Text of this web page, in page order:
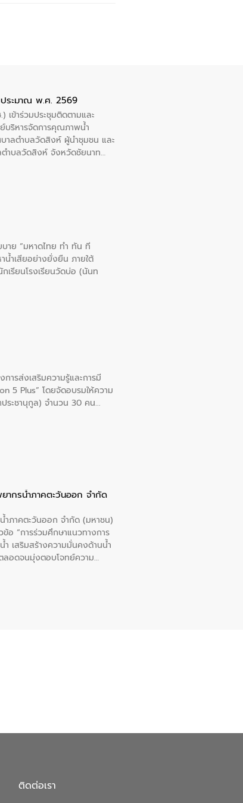
ประมาณ พ.ศ. 2569
ข้าร่วมประชุมติดตามและ
บริหารจัดการคุณภาพน้ำ
าลตำบลวัดสิงห์ ผู้นำชุมชน และ
ตำบลวัดสิงห์ จังหวัดชัยนาท
าย “มหาดไทย ทำ ทัน ที
น้ำเสียอย่างยั่งยืน ภายใต้
กเรียนโรงเรียนวัดบ่อ (นันท
ารส่งเสริมความรู้และการมี
5 Plus” โดยจัดอบรมให้ความ
ประชานุกูล) จำนวน 30 คน
ากรน้ำภาคตะวันออก จำกัด
ภาคตะวันออก จำกัด (มหาชน)
“การร่วมศึกษาแนวทางการ
ำ เสริมสร้างความมั่นคงด้านน้ำ
ลอดจนมุ่งตอบโจทย์ความ
รั้งนี้เป็นการดึงจุดแข็งและ
แวดล้อมได้อย่างเป็นรูปธรรม
วมวางรากฐานโครงสร้างพื้น
นสากล
ติดต่อเรา